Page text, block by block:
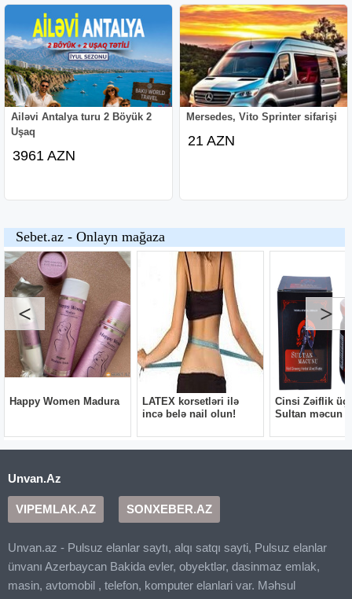
Ailəvi Antalya turu 2 Böyük 2
Uşaq
3961 AZN
Mersedes, Vito Sprinter sifarişi
21 AZN
Unvan.Az
VIPEMLAK.AZ SONXEBER.AZ
Unvan.az - Pulsuz elanlar saytı, alqı satqı sayti, Pulsuz elanlar
ünvanı Azerbaycan Bakida evler, obyektlər, dasinmaz emlak,
masin, avtomobil , telefon, komputer elanlari var. Məhsul